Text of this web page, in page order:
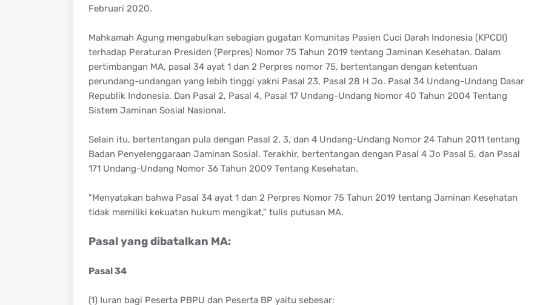
Februari 2020.
Mahkamah Agung mengabulkan sebagian gugatan Komunitas Pasien Cuci Darah Indonesia (KPCDI)
terhadap Peraturan Presiden (Perpres) Nomor 75 Tahun 2019 tentang Jaminan Kesehatan. Dalam
pertimbangan MA, pasal 34 ayat 1 dan 2 Perpres nomor 75, bertentangan dengan ketentuan
perundang-undangan yang lebih tinggi yakni Pasal 23, Pasal 28 H Jo. Pasal 34 Undang-Undang Dasar
Republik Indonesia. Dan Pasal 2, Pasal 4, Pasal 17 Undang-Undang Nomor 40 Tahun 2004 Tentang
Sistem Jaminan Sosial Nasional.
Selain itu, bertentangan pula dengan Pasal 2, 3, dan 4 Undang-Undang Nomor 24 Tahun 2011 tentang
Badan Penyelenggaraan Jaminan Sosial. Terakhir, bertentangan dengan Pasal 4 Jo Pasal 5, dan Pasal
171 Undang-Undang Nomor 36 Tahun 2009 Tentang Kesehatan.
"Menyatakan bahwa Pasal 34 ayat 1 dan 2 Perpres Nomor 75 Tahun 2019 tentang Jaminan Kesehatan
tidak memiliki kekuatan hukum mengikat," tulis putusan MA.
Pasal yang dibatalkan MA:
Pasal 34
(1) Iuran bagi Peserta PBPU dan Peserta BP yaitu sebesar: